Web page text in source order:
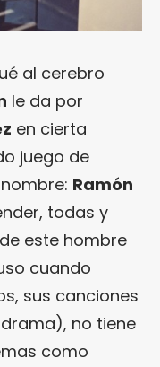
al cerebro
le da por
en cierta
juego de
Ramón
todas y
este hombre
cuando
sus canciones
no tiene
como